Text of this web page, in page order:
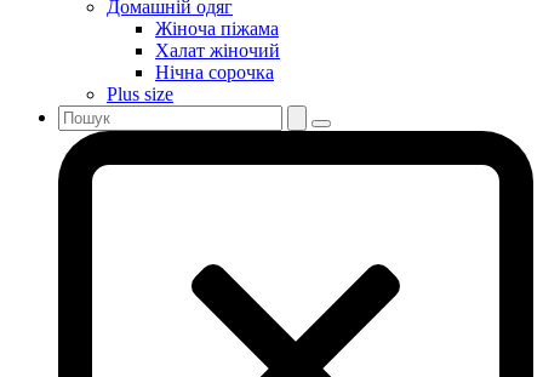
Домашній одяг
Жіноча піжама
Халат жіночий
Нічна сорочка
Plus size